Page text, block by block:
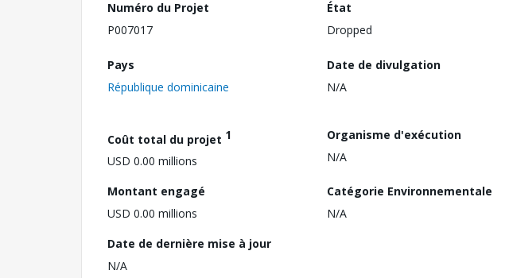
Numéro du Projet
P007017
État
Dropped
Pays
République dominicaine
Date de divulgation
N/A
Coût total du projet 1
USD 0.00 millions
Organisme d'exécution
N/A
Montant engagé
USD 0.00 millions
Catégorie Environnementale
N/A
Date de dernière mise à jour
N/A